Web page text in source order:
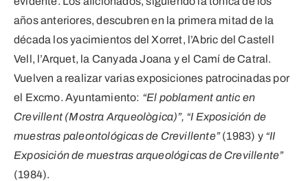
años anteriores, descubren en la primera mitad de la
década los yacimientos del Xorret, l’Abric del Castell
Vell, l’Arquet, la Canyada Joana y el Camí de Catral.
Vuelven a realizar varias exposiciones patrocinadas por
el Excmo. Ayuntamiento: “El poblament antic en
Crevillent (Mostra Arqueològica)”, “I Exposición de
muestras paleontológicas de Crevillente”(1983) y “II
Exposición de muestras arqueológicas de Crevillente”
(1984).